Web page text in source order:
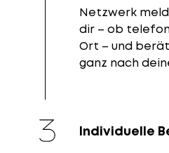
Netzwerk
dir – ob
Ort – und
ganz nach
Individuelle